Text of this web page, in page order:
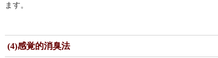
ます。
(4)感覚的消臭法